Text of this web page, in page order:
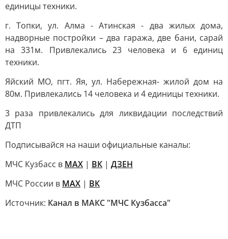
единицы техники.
г. Топки, ул. Алма - Атинская - два жилых дома,
надворные постройки – два гаража, две бани, сарай
на 331м. Привлекались 23 человека и 6 единиц
техники.
Яйский МО, пгт. Яя, ул. Набережная- жилой дом на
80м. Привлекались 14 человека и 4 единицы техники.
3 раза привлекались для ликвидации последствий
ДТП
Подписывайся на наши официальные каналы:
МЧС Кузбасс в MAX | ВК | ДЗЕН
МЧС России в MAX | ВК
Источник: Канал в МАКС "МЧС Кузбасса"